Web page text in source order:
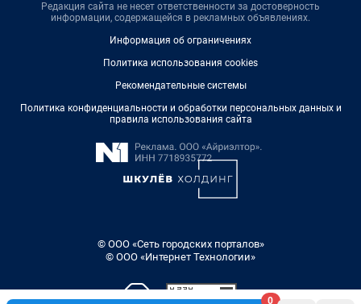
0
Редакция сайта не несет ответственности за достоверность
информации, содержащейся в рекламных объявлениях.
Информация об ограничениях
Политика использования cookies
Рекомендательные системы
Политика конфиденциальности и обработки персональных данных и
правила использования сайта
© ООО «Сеть городских порталов»
© ООО «Интернет Технологии»